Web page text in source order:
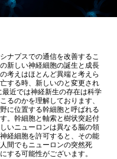
ナプスでの通信を改善するこ
新しい神経細胞の誕生と成長
考えはほとんど異端と考えら
する時、新しいのと変更され
近では神経新生の存在は科学
るのかを理解しております、
に位置する幹細胞と呼ばれる
。幹細胞と軸索と樹状突起付
いニューロンは異なる脳の領
経細胞を許可すると、その能
間でもニューロンの突然死
する可能性がございます。